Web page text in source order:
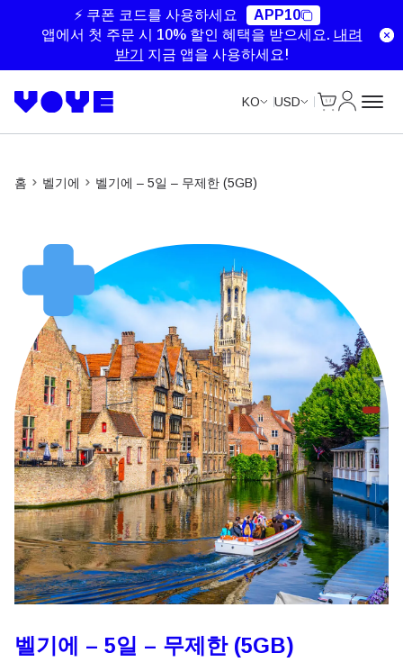
⚡ 쿠폰 코드를 사용하세요
APP10
앱에서 첫 주문 시 10% 할인 혜택을 받으세요. 내려
받기
지금 앱을 사용하세요!
KO USD
홈 벨기에 벨기에 – 5일 – 무제한 (5GB)
벨기에 – 5일 – 무제한 (5GB)
Unlimited Data
Unlimited Data
Unlimited Data
Unlimited Data